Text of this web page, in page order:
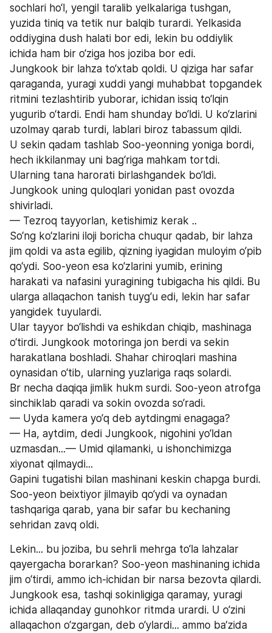
sochlari ho‘l, yengil taralib yelkalariga tushgan,
yuzida tiniq va tetik nur balqib turardi. Yelkasida
oddiygina dush halati bor edi, lekin bu oddiylik
ichida ham bir o‘ziga hos joziba bor edi.
Jungkook bir lahza to‘xtab qoldi. U qiziga har safar
qaraganda, yuragi xuddi yangi muhabbat topgandek
ritmini tezlashtirib yuborar, ichidan issiq to‘lqin
yugurib o‘tardi. Endi ham shunday bo‘ldi. U ko‘zlarini
uzolmay qarab turdi, lablari biroz tabassum qildi.
U sekin qadam tashlab Soo-yeonning yoniga bordi,
hech ikkilanmay uni bag‘riga mahkam tortdi.
Ularning tana harorati birlashgandek bo‘ldi.
Jungkook uning quloqlari yonidan past ovozda
shivirladi.
— Tezroq tayyorlan, ketishimiz kerak ..
So‘ng ko‘zlarini iloji boricha chuqur qadab, bir lahza
jim qoldi va asta egilib, qizning iyagidan muloyim o‘pib
qo‘ydi. Soo-yeon esa ko‘zlarini yumib, erining
harakati va nafasini yuragining tubigacha his qildi. Bu
ularga allaqachon tanish tuyg‘u edi, lekin har safar
yangidek tuyulardi.
Ular tayyor bo‘lishdi va eshikdan chiqib, mashinaga
o‘tirdi. Jungkook motoringa jon berdi va sekin
harakatlana boshladi. Shahar chiroqlari mashina
oynasidan o‘tib, ularning yuzlariga raqs solardi.
Br necha daqiqa jimlik hukm surdi. Soo-yeon atrofga
sinchiklab qaradi va sokin ovozda so‘radi.
— Uyda kamera yo‘q deb aytdingmi enagaga?
— Ha, aytdim, dedi Jungkook, nigohini yo‘ldan
uzmasdan...— Umid qilamanki, u ishonchimizga
xiyonat qilmaydi...
Gapini tugatishi bilan mashinani keskin chapga burdi.
Soo-yeon beixtiyor jilmayib qo‘ydi va oynadan
tashqariga qarab, yana bir safar bu kechaning
sehridan zavq oldi.
Lekin... bu joziba, bu sehrli mehrga to‘la lahzalar
qayergacha borarkan? Soo-yeon mashinaning ichida
jim o‘tirdi, ammo ich-ichidan bir narsa bezovta qilardi.
Jungkook esa, tashqi sokinligiga qaramay, yuragi
ichida allaqanday gunohkor ritmda urardi. U o‘zini
allaqachon o‘zgargan, deb o‘ylardi... ammo ba’zida